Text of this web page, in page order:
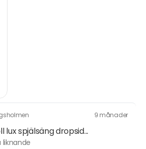
9 månader
lux spjälsäng dropsid...
liknande